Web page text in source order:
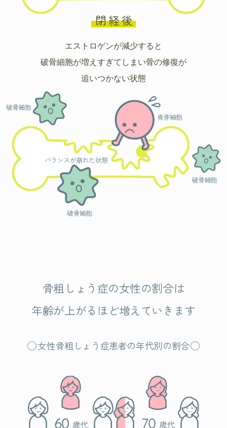
閉経後
エストロゲンが減少すると
破骨細胞が増えすぎてしまい骨の修復が
追いつかない状態
骨粗しょう症の女性の割合は
年齢が上がるほど増えていきます
女性骨粗しょう症患者の年代別の割合